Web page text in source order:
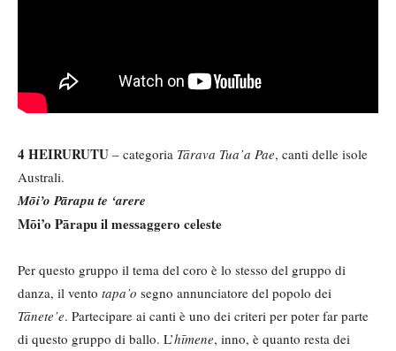
4 HEIRURUTU – categoria Tārava Tua’a Pae, canti delle isole
Australi.
Mōi’o Pārapu te ‘arere
Mōi’o Pārapu il messaggero celeste
Per questo gruppo il tema del coro è lo stesso del gruppo di
danza, il vento tapa’o segno annunciatore del popolo dei
Tānete’e. Partecipare ai canti è uno dei criteri per poter far parte
di questo gruppo di ballo. L’hīmene, inno, è quanto resta dei